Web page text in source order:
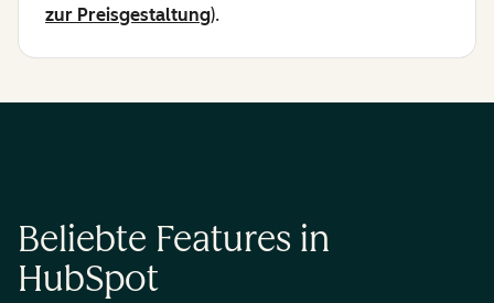
zur Preisgestaltung).
Beliebte Features in
HubSpot